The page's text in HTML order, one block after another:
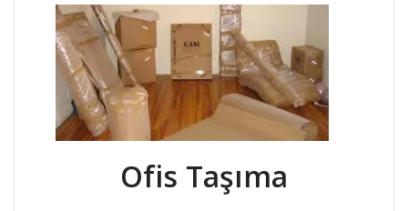
Ofis Taşıma